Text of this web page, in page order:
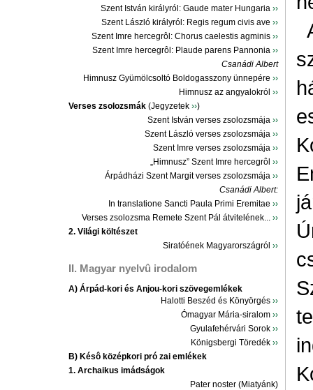
Szent István királyról: Gaude mater Hungaria ››
Szent László királyról: Regis regum civis ave ››
Szent Imre hercegrôl: Chorus caelestis agminis ››
Szent Imre hercegrôl: Plaude parens Pannonia ››
Csanádi Albert
Himnusz Gyümölcsoltó Boldogasszony ünnepére ››
Himnusz az angyalokról ››
Verses zsolozsmák (Jegyzetek ››)
Szent István verses zsolozsmája ››
Szent László verses zsolozsmája ››
Szent Imre verses zsolozsmája ››
„Himnusz” Szent Imre hercegrôl ››
Árpádházi Szent Margit verses zsolozsmája ››
Csanádi Albert:
In translatione Sancti Paula Primi Eremitae ››
Verses zsolozsma Remete Szent Pál átvitelének... ››
2. Világi költészet
Siratóének Magyarországról ››
II. Magyar nyelvû irodalom
A) Árpád-kori és Anjou-kori szövegemlékek
Halotti Beszéd és Könyörgés ››
Ómagyar Mária-siralom ››
Gyulafehérvári Sorok ››
Königsbergi Töredék ››
B) Késô középkori pró zai emlékek
1. Archaikus imádságok
Pater noster (Miatyánk)